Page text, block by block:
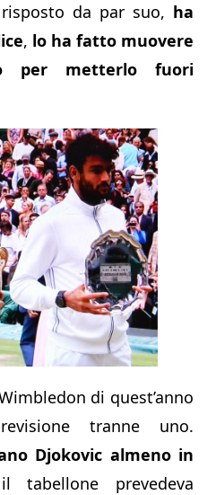
da par suo, ha
, lo ha fatto muovere
per metterlo fuori
di quest’anno
tranne uno.
Djokovic almeno in
prevedeva